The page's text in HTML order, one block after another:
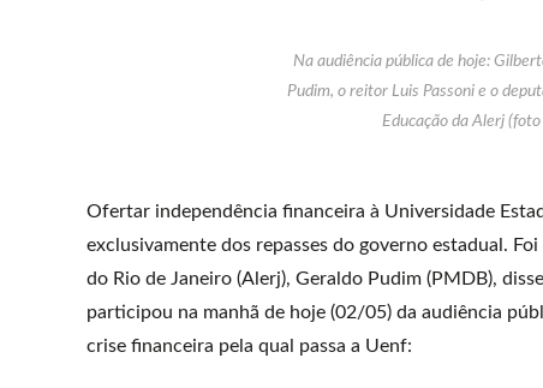
Na audiência pública de hoje:
Pudim, o reitor Luis Passoni e o
Educação da Alerj
Ofertar independência financeira à Universidade
exclusivamente dos repasses do governo estadual.
do Rio de Janeiro (Alerj), Geraldo Pudim (PMDB),
participou na manhã de hoje (02/05) da audiência
crise financeira pela qual passa a Uenf: